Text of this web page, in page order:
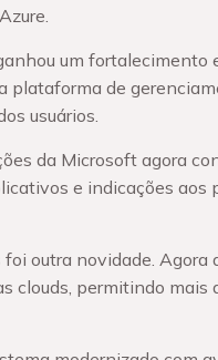
um fortalecimento
plataforma de
usuários.
da Microsoft agora
e indicações aos
outra novidade. Agora
clouds, permitindo